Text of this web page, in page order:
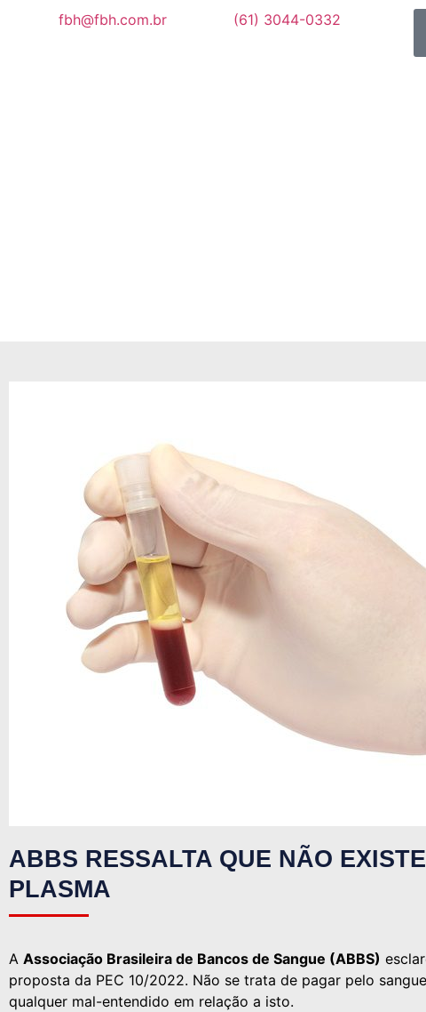
fbh@fbh.com.br (61) 3044-0332
ABBS RESSALTA QUE NÃO
PLASMA
A Associação Brasileira de Bancos de Sangue (ABBS)
proposta da PEC 10/2022. Não se trata de pagar pelo
qualquer mal-entendido em relação a isto.